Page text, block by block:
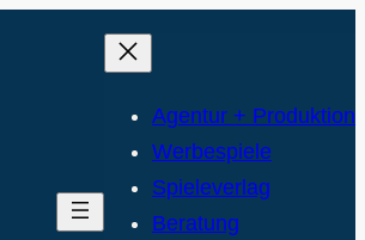
Agentur + Produktion
Werbespiele
Spieleverlag
Beratung